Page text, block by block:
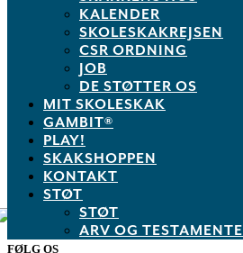
KALENDER
SKOLESKAKREJSEN
CSR ORDNING
JOB
DE STØTTER OS
MIT SKOLESKAK
GAMBIT®
PLAY!
SKAKSHOPPEN
KONTAKT
STØT
STØT
ARV OG TESTAMENTE
Privatlivspolitik
Dansk Skoleskak
Sølvgade 15
1307 København K
info@skoleskak.dk
+45 3049 0580
CVR.: 76843716
Konto: 0400 1081718471
FØLG OS